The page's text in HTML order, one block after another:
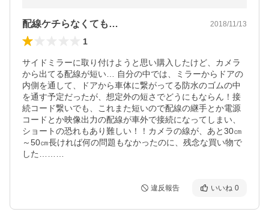
配線ケチらなくても… 2018/11/13
1
サイドミラーに取り付けようと思い購入したけど、カメラ
から出てる配線が短い… 自分の中では、ミラーからドアの
内側を通して、ドアから車体に繋がってる防水のゴムの中
を通す予定だったが、想定外の短さでどうにもならん！接
続コード繋いでも、これまた短いので配線の継手とか電源
コードとか映像出力の配線が車外で接続になってしまい、
ショートの恐れもあり難しい！！カメラの線が、あと30㎝
～50㎝長ければ何の問題もなかったのに、残念な買い物で
した………
違反報告 いいね 0